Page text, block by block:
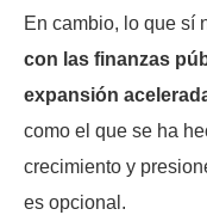
En cambio, lo que sí
con las finanzas
expansión
como el que se ha
crecimiento y
es opcional.